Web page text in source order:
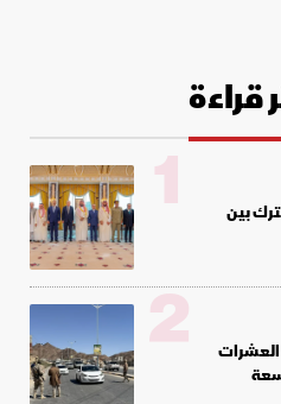
قراءة
بين
1
2